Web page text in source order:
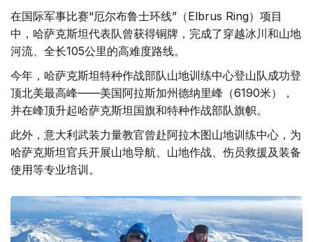
在国际军事比赛“厄尔布鲁士环线”（Elbrus Ring）项目
中，哈萨克斯坦代表队曾获得铜牌，完成了穿越冰川和山地
河流、全长105公里的高难度路线。
今年，哈萨克斯坦特种作战部队山地训练中心登山队成功登
顶北美最高峰——美国阿拉斯加州德纳里峰（6190米），
并在峰顶升起哈萨克斯坦国旗和特种作战部队旗帜。
此外，意大利武装力量教官曾赴阿拉木图山地训练中心，为
哈萨克斯坦官兵开展山地导航、山地作战、伤员救援及装备
使用等专业培训。